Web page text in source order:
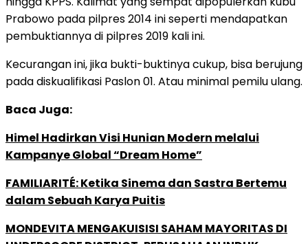
Prabowo pada pilpres 2014 ini seperti mendapatkan
pembuktiannya di pilpres 2019 kali ini.
Kecurangan ini, jika bukti-buktinya cukup, bisa berujung
pada diskualifikasi Paslon 01. Atau minimal pemilu ulang.
Baca Juga:
Himel Hadirkan Visi Hunian Modern melalui
Kampanye Global “Dream Home”
FAMILIARITÉ: Ketika Sinema dan Sastra Bertemu
dalam Sebuah Karya Puitis
MONDEVITA MENGAKUISISI SAHAM MAYORITAS DI